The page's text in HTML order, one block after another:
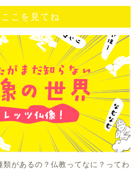
こを見てね
類があるの？仏教ってなに？ってわ